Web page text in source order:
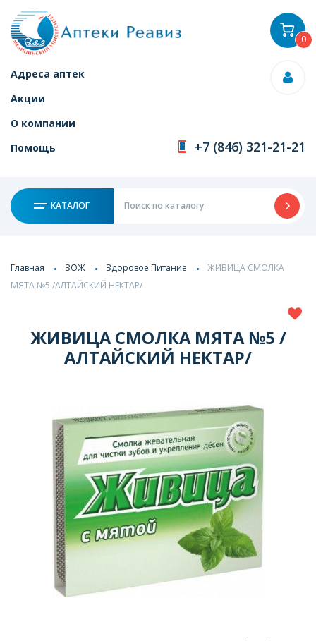
Адреса аптек
Акции
О компании
Помощь
+7 (846) 321-21-21
КАТАЛОГ
0
Главная ЗОЖ Здоровое Питание
ЖИВИЦА СМОЛКА
МЯТА №5 /АЛТАЙСКИЙ НЕКТАР/
ЖИВИЦА СМОЛКА МЯТА №5 /
АЛТАЙСКИЙ НЕКТАР/